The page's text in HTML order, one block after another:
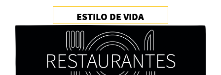
Cocaína Negra de Cristóbal Valenzuela Berríos
Paloma Pulisci
ESTILO DE VIDA